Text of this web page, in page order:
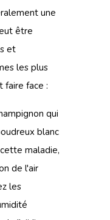
une
être
et
les plus
faire face :
qui
blanc
maladie,
de l'air
les